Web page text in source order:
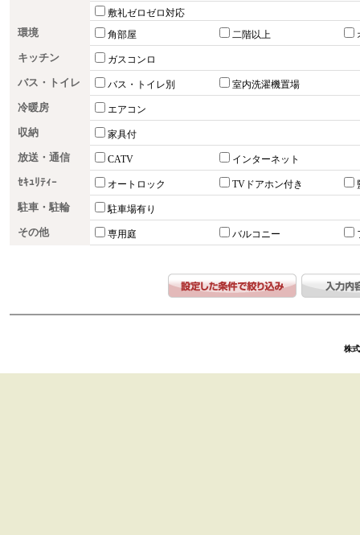
敷礼ゼロゼロ対応
環境 角部屋 二階以上
キッチン ガスコンロ
バス・トイレ バス・トイレ別 室内洗濯機置場
冷暖房 エアコン
収納 家具付
放送・通信 CATV インターネット
ｾｷｭﾘﾃｨｰ オートロック TVドアホン付き
駐車・駐輪 駐車場有り
その他 専用庭 バルコニー
株